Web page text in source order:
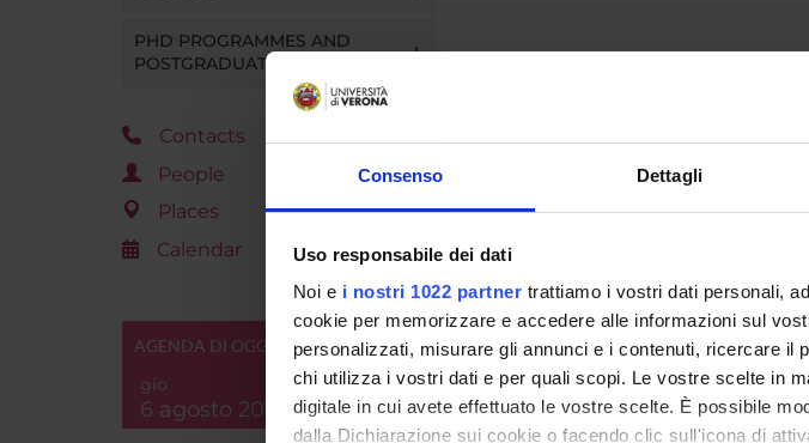
Consenso Dettagli
Uso responsabile dei dati
Noi e i nostri 1022 partner trattiamo i vostri dati personali,
cookie per memorizzare e accedere alle informazioni sul
personalizzati, misurare gli annunci e i contenuti, ricercare
chi utilizza i vostri dati e per quali scopi. Le vostre scelte in
digitale in cui avete effettuato le vostre scelte. È possibile
dalla Dichiarazione sui cookie o facendo clic sull'icona di
PHD PROGRAMMES AND
POSTGRADUATE TRAINING
Contacts
People
Places
Calendar
AGENDA DI OGGI
gio
6 agosto 2026